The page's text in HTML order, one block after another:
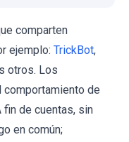
comparten
ejemplo: TrickBot,
otros. Los
de
de cuentas, sin
en común;